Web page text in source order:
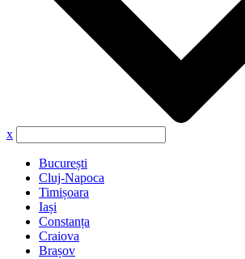
x
București
Cluj-Napoca
Timișoara
Iași
Constanța
Craiova
Brașov